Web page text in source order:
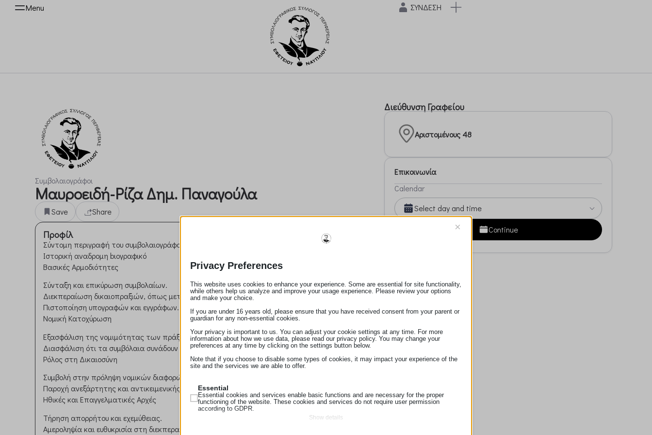
Menu ΣΥΝΔΕΣΗ
Συμβολαιογράφοι
Μαυροειδή-Ρίζα Δημ. Παναγούλα
Save Share
Προφίλ
Σύντομη περιγραφή του συμβολαιογράφου.
Ιστορική αναδρομη bιογραφικό
Βασικές Αρμοδιότητες
Σύνταξη και επικύρωση συμβολαίων.
Διεκπεραίωση δικαιοπραξιών, όπως μεταβιβάσεις ακινήτων.
Πιστοποίηση υπογραφών και εγγράφων.
Νομική Κατοχύρωση
Εξασφάλιση της νομιμότητας των πράξεων μεταξύ των μερών.
Διασφάλιση ότι τα συμβόλαια συνάδουν με την ισχύουσα νομοθεσία.
Ρόλος στη Δικαιοσύνη
Συμβολή στην πρόληψη νομικών διαφορών μέσω σωστής διατύπωσης και επικύρωσης εγγράφων.
Παροχή ανεξάρτητης και αντικειμενικής συμβουλής στους πελάτες.
Ηθικές και Επαγγελματικές Αρχές
Τήρηση απορρήτου και εχεμύθειας.
Αμεροληψία και ευθυκρισία στη διεκπεραίωση των καθηκόντων.
Διεύθυνση Γραφείου
Αριστομένους 48
Επικοινωνία
Calendar
Select day and time
Continue
Privacy Preferences
×
This website uses cookies to enhance your experience. Some are essential for site functionality,
while others help us analyze and improve your usage experience. Please review your options
and make your choice.
If you are under 16 years old, please ensure that you have received consent from your parent or
guardian for any non-essential cookies.
Your privacy is important to us. You can adjust your cookie settings at any time. For more
information about how we use data, please read our privacy policy. You may change your
preferences at any time by clicking on the settings button below.
Note that if you choose to disable some types of cookies, it may impact your experience of the
site and the services we are able to offer.
Essential
Essential cookies and services enable basic functions and are necessary for the proper
functioning of the website. These cookies and services do not require user permission
according to GDPR.
Show details